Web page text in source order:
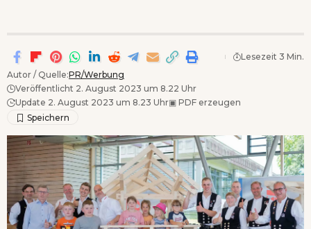
Autor / Quelle:PR/Werbung
Veröffentlicht 2. August 2023 um 8.22 Uhr
Update 2. August 2023 um 8.23 Uhr▣ PDF erzeugen
Lesezeit 3 Min.